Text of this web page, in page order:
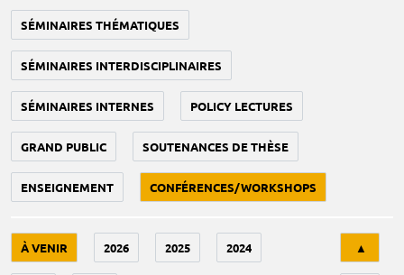
SÉMINAIRES THÉMATIQUES
SÉMINAIRES INTERDISCIPLINAIRES
SÉMINAIRES INTERNES POLICY LECTURES
GRAND PUBLIC SOUTENANCES DE THÈSE
ENSEIGNEMENT CONFÉRENCES/WORKSHOPS
À VENIR 2026 2025 2024 ▲